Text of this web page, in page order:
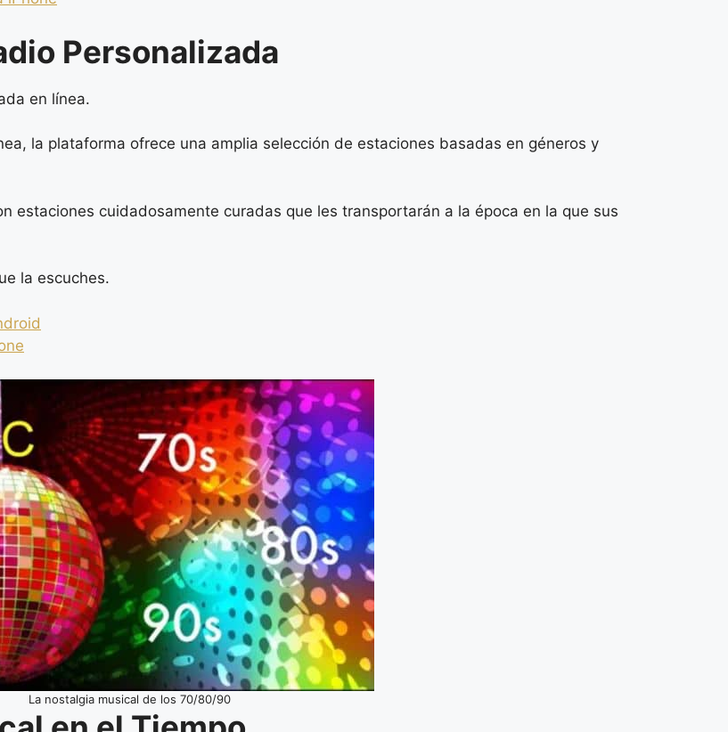
Personalizada
en línea.
la plataforma ofrece una amplia selección de estaciones basadas en géneros y
estaciones cuidadosamente curadas que les transportarán a la época en la que sus
la escuches.
La nostalgia musical de los 70/80/90